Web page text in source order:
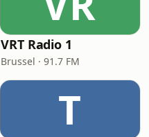
VRT Radio 1
Brussel · 91.7 FM
T